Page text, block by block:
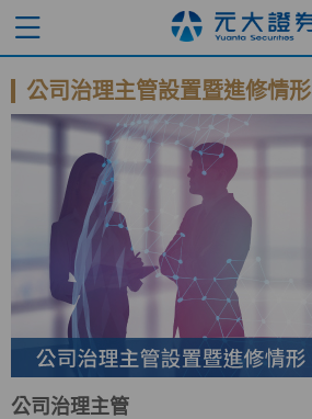
公司治理主管設置暨進修情形
公司治理主管